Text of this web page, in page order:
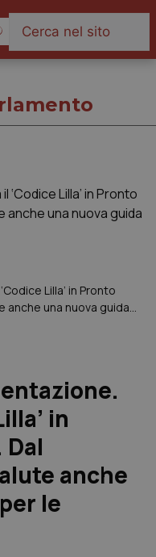
Lilla’ in Pronto
anche una nuova guida
in
anche
le